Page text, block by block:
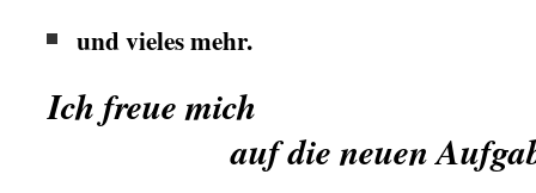
und vieles mehr.
Ich freue mich
auf die neuen